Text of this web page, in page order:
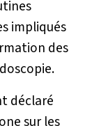
impliqués
des
déclaré
sur les